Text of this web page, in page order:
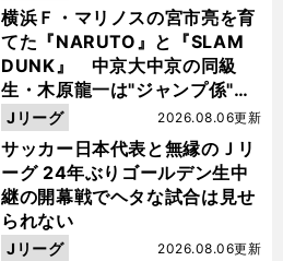
横浜Ｆ・マリノスの宮市亮を育
てた『NARUTO』と『SLAM
DUNK』 中京大中京の同級
生・木原龍一は"ジャンプ係"だ
った
サッカー日本代表と無縁のＪリ
ーグ 24年ぶりゴールデン生中
継の開幕戦でヘタな試合は見せ
られない
2026.08.06更新
Jリーグ
2026.08.06更新
Jリーグ